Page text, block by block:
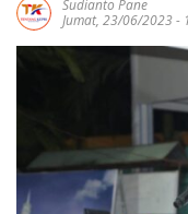
Sudianto Pane
Jumat, 23/06/2023 -